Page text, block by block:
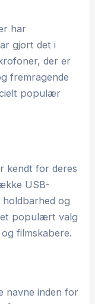
har
gjort det i
der er
fremragende
populær
kendt for deres
USB-
og
et populært valg
filmskabere.
navne inden for